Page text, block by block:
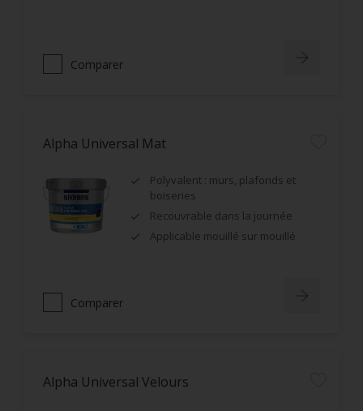
Comparer
Alpha Universal Mat
Polyvalent : murs, plafonds et
boiseries
Recouvrable dans la journée
Applicable mouillé sur mouillé
Comparer
Alpha Universal Velours